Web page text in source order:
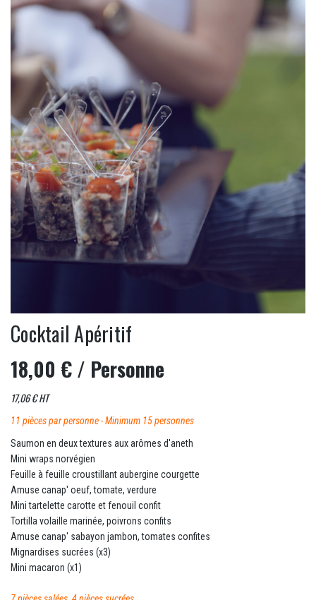
Cocktail Apéritif
18,00 €/ Personne
17,06 € HT
11 pièces par personne - Minimum 15 personnes
Saumon en deux textures aux arômes d'aneth
Mini wraps norvégien
Feuille à feuille croustillant aubergine courgette
Amuse canap' oeuf, tomate, verdure
Mini tartelette carotte et fenouil confit
Tortilla volaille marinée, poivrons confits
Amuse canap' sabayon jambon, tomates confites
Mignardises sucrées (x3)
Mini macaron (x1)